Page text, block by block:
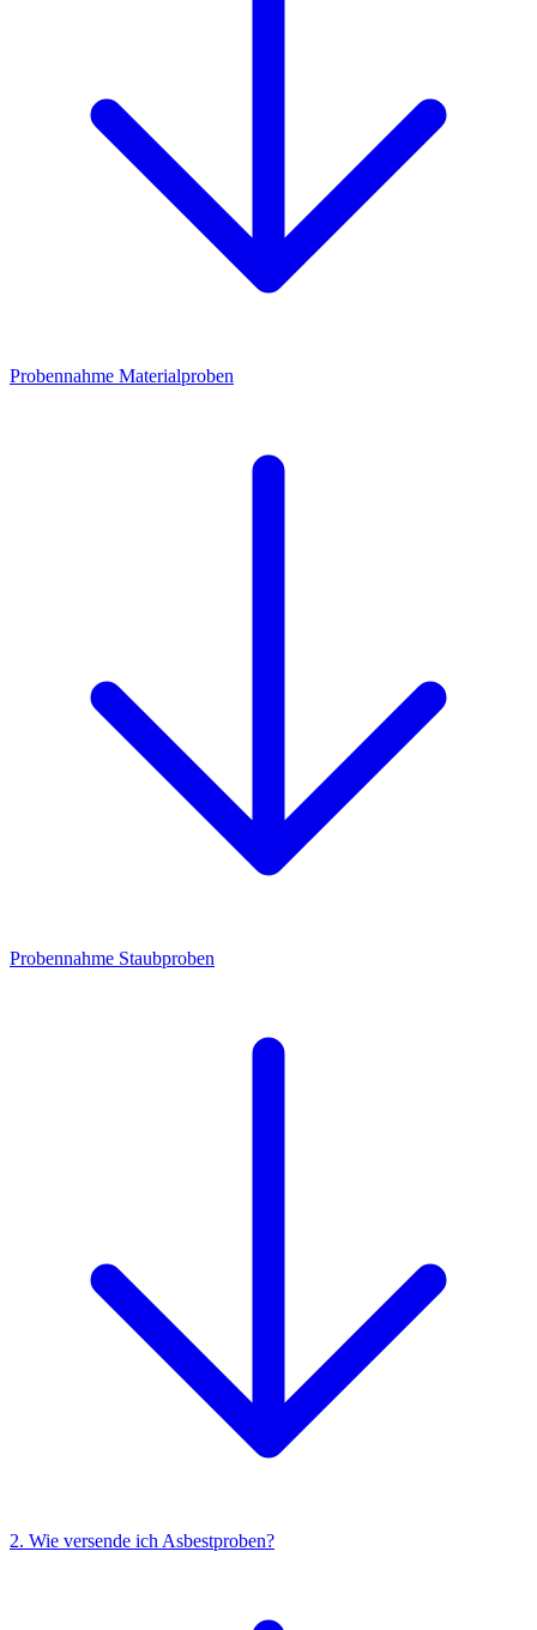
Probennahme Materialproben
Probennahme Staubproben
2. Wie versende ich Asbestproben?